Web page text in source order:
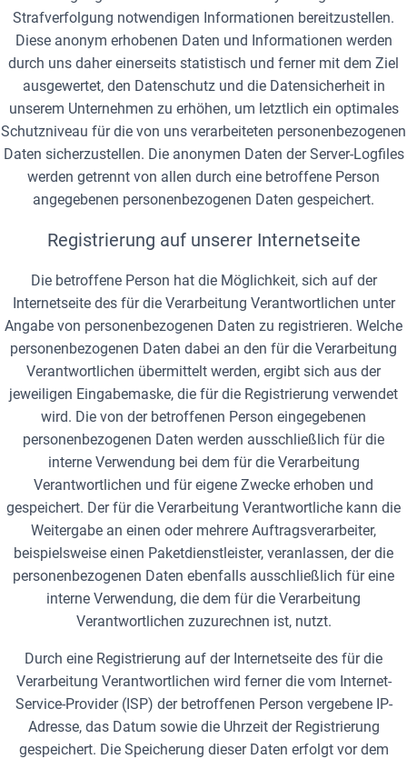
Strafverfolgung notwendigen Informationen bereitzustellen.
Diese anonym erhobenen Daten und Informationen werden
durch uns daher einerseits statistisch und ferner mit dem Ziel
ausgewertet, den Datenschutz und die Datensicherheit in
unserem Unternehmen zu erhöhen, um letztlich ein optimales
Schutzniveau für die von uns verarbeiteten personenbezogenen
Daten sicherzustellen. Die anonymen Daten der Server-Logfiles
werden getrennt von allen durch eine betroffene Person
angegebenen personenbezogenen Daten gespeichert.
Registrierung auf unserer Internetseite
Die betroffene Person hat die Möglichkeit, sich auf der
Internetseite des für die Verarbeitung Verantwortlichen unter
Angabe von personenbezogenen Daten zu registrieren. Welche
personenbezogenen Daten dabei an den für die Verarbeitung
Verantwortlichen übermittelt werden, ergibt sich aus der
jeweiligen Eingabemaske, die für die Registrierung verwendet
wird. Die von der betroffenen Person eingegebenen
personenbezogenen Daten werden ausschließlich für die
interne Verwendung bei dem für die Verarbeitung
Verantwortlichen und für eigene Zwecke erhoben und
gespeichert. Der für die Verarbeitung Verantwortliche kann die
Weitergabe an einen oder mehrere Auftragsverarbeiter,
beispielsweise einen Paketdienstleister, veranlassen, der die
personenbezogenen Daten ebenfalls ausschließlich für eine
interne Verwendung, die dem für die Verarbeitung
Verantwortlichen zuzurechnen ist, nutzt.
Durch eine Registrierung auf der Internetseite des für die
Verarbeitung Verantwortlichen wird ferner die vom Internet-
Service-Provider (ISP) der betroffenen Person vergebene IP-
Adresse, das Datum sowie die Uhrzeit der Registrierung
gespeichert. Die Speicherung dieser Daten erfolgt vor dem